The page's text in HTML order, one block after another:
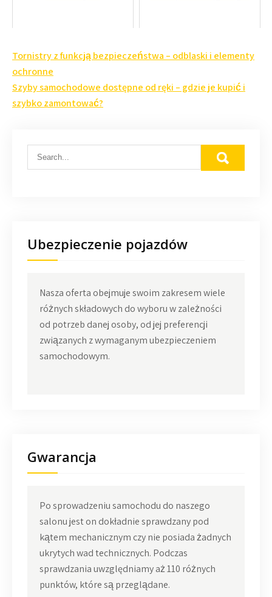
Nawigacja
wpisu
Tornistry z funkcją bezpieczeństwa – odblaski i elementy
ochronne
Szyby samochodowe dostępne od ręki – gdzie je kupić i
szybko zamontować?
Ubezpieczenie pojazdów
Nasza oferta obejmuje swoim zakresem wiele
różnych składowych do wyboru w zależności
od potrzeb danej osoby, od jej preferencji
związanych z wymaganym ubezpieczeniem
samochodowym.
Gwarancja
Po sprowadzeniu samochodu do naszego
salonu jest on dokładnie sprawdzany pod
kątem mechanicznym czy nie posiada żadnych
ukrytych wad technicznych. Podczas
sprawdzania uwzględniamy aż 110 różnych
punktów, które są przeglądane.